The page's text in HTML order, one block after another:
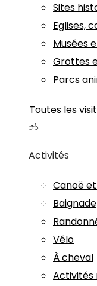
Sites
Eglises,
Musées
Grottes
Parcs
Toutes les
Activités
Canoë
Baignade
Vélo
À cheval
Activités